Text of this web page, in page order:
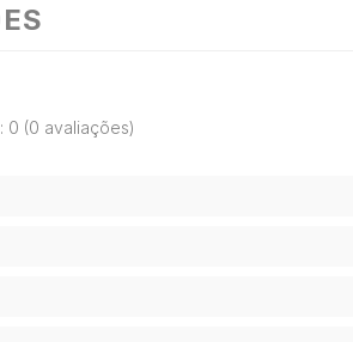
0 (0 avaliações)